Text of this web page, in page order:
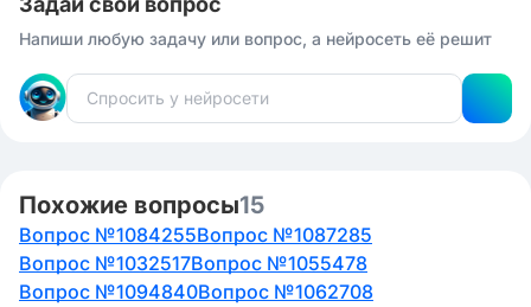
Напиши любую задачу или вопрос, а нейросеть её решит
Похожие вопросы15
Вопрос №1084255Вопрос №1087285
Вопрос №1032517Вопрос №1055478
Вопрос №1094840Вопрос №1062708